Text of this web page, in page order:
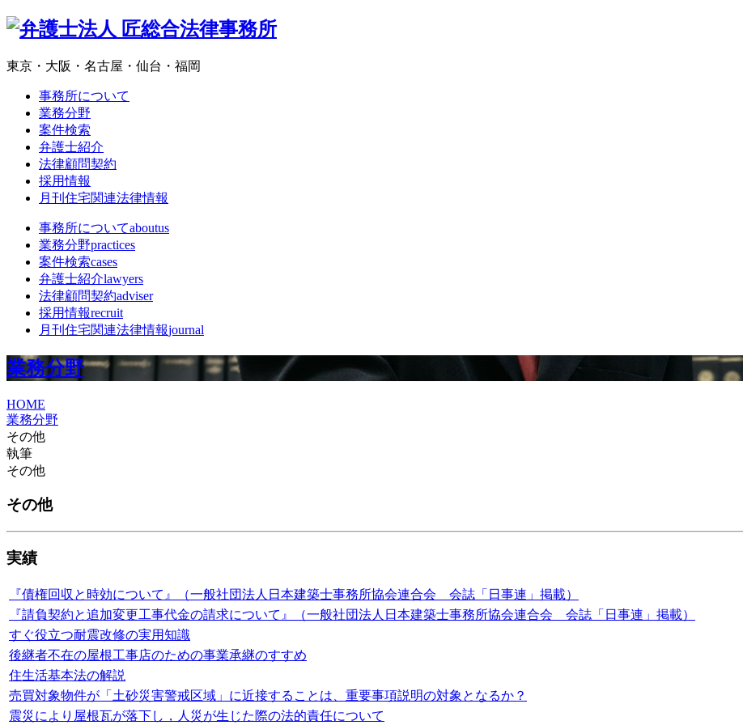
東京・大阪・名古屋・仙台・福岡
事務所について
業務分野
案件検索
弁護士紹介
法律顧問契約
採用情報
月刊住宅関連法律情報
事務所についてaboutus
業務分野practices
案件検索cases
弁護士紹介lawyers
法律顧問契約adviser
採用情報recruit
月刊住宅関連法律情報journal
業務分野
HOME
業務分野
その他
執筆
その他
その他
実績
『債権回収と時効について』（一般社団法人日本建築士事務所協会連合会 会誌「日事連」掲載）
『請負契約と追加変更工事代金の請求について』（一般社団法人日本建築士事務所協会連合会 会誌「日事連」掲載）
すぐ役立つ耐震改修の実用知識
後継者不在の屋根工事店のための事業承継のすすめ
住生活基本法の解説
売買対象物件が「土砂災害警戒区域」に近接することは、重要事項説明の対象となるか？
震災により屋根瓦が落下し，人災が生じた際の法的責任について